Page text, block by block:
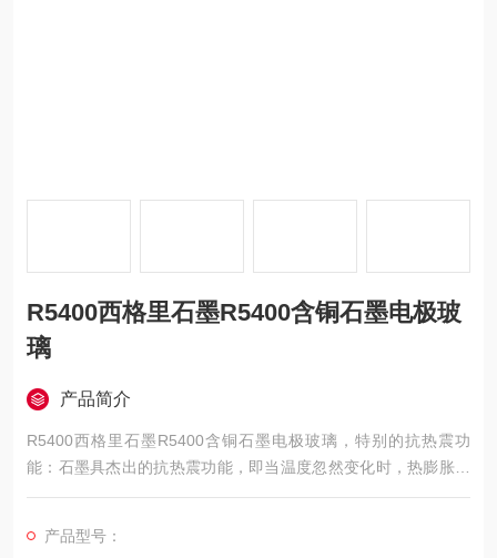
R5400西格里石墨R5400含铜石墨电极玻
璃
产品简介
R5400西格里石墨R5400含铜石墨电极玻璃，特别的抗热震功
能：石墨具杰出的抗热震功能，即当温度忽然变化时，热膨胀系
数小，因而具有杰出的热稳定性，在温度急冷急热的变化时，不
产品型号：